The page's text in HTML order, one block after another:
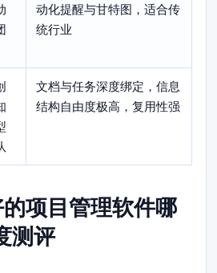
动化提醒与甘特图，适合传
统行业
文档与任务深度绑定，信息
结构自由度极高，复用性强
项目管理软件哪
测评